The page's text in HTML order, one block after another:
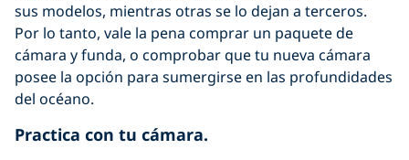
sus modelos, mientras otras se lo dejan a terceros.
Por lo tanto, vale la pena comprar un paquete de
cámara y funda, o comprobar que tu nueva cámara
posee la opción para sumergirse en las profundidades
del océano.
Practica con tu cámara.